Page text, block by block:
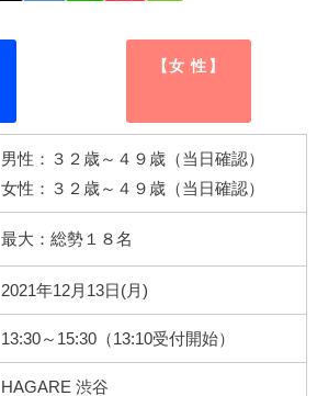
【女 性】
男性：３２歳～４９歳（当日確認）
女性：３２歳～４９歳（当日確認）
最大：総勢１８名
2021年12月13日(月)
13:30～15:30（13:10受付開始）
HAGARE 渋谷